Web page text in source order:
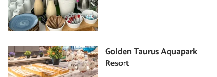
Golden Taurus Aquapark
Resort